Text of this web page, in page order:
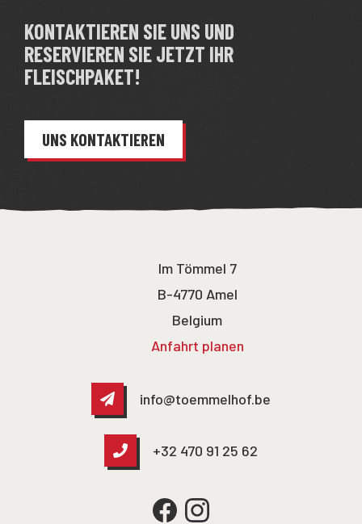
KONTAKTIEREN SIE UNS UND
RESERVIEREN SIE JETZT IHR
FLEISCHPAKET!
UNS KONTAKTIEREN
Im Tömmel 7
B-4770 Amel
Belgium
Anfahrt planen
info@toemmelhof.be
+32 470 91 25 62